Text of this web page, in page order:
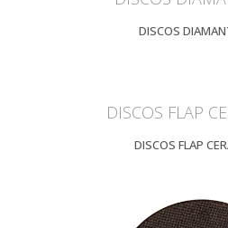
DISCOS
DISCOS FLAP
DISCOS FLAP